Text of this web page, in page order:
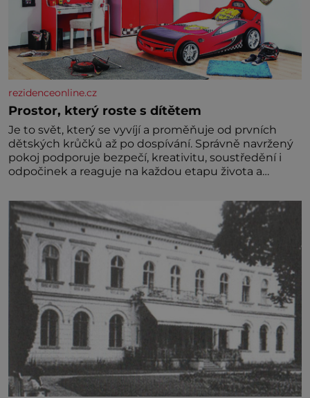
rezidenceonline.cz
Prostor, který roste s dítětem
Je to svět, který se vyvíjí a proměňuje od prvních
dětských krůčků až po dospívání. Správně navržený
pokoj podporuje bezpečí, kreativitu, soustředění i
odpočinek a reaguje na každou etapu života a
jednoduchost, měkkost a bezpečí, proto by pokoj
miminka měl působit především klidně a útulně.
Předškolní věk je